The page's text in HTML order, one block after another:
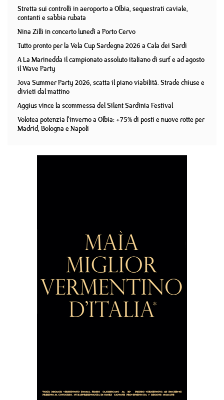
Stretta sui controlli in aeroporto a Olbia, sequestrati caviale,
contanti e sabbia rubata
Nina Zilli in concerto lunedì a Porto Cervo
Tutto pronto per la Vela Cup Sardegna 2026 a Cala dei Sardi
A La Marinedda il campionato assoluto italiano di surf e ad agosto
il Wave Party
Jova Summer Party 2026, scatta il piano viabilità. Strade chiuse e
divieti dal mattino
Aggius vince la scommessa del Silent Sardinia Festival
Volotea potenzia l'inverno a Olbia: +75% di posti e nuove rotte per
Madrid, Bologna e Napoli